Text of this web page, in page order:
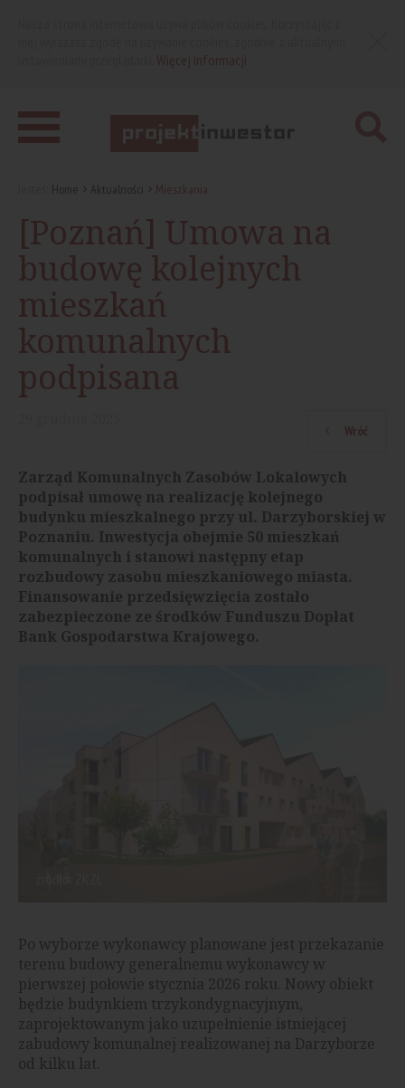
Home Aktualności Mieszkania
[Poznań] Umowa na
budowę kolejnych
mieszkań
komunalnych
podpisana
Wróć
Zarząd Komunalnych Zasobów Lokalowych
podpisał umowę na realizację kolejnego
budynku mieszkalnego przy ul. Darzyborskiej w
Poznaniu. Inwestycja obejmie 50 mieszkań
komunalnych i stanowi następny etap
rozbudowy zasobu mieszkaniowego miasta.
Finansowanie przedsięwzięcia zostało
zabezpieczone ze środków Funduszu Dopłat
Bank Gospodarstwa Krajowego.
Po wyborze wykonawcy planowane jest przekazanie
terenu budowy generalnemu wykonawcy w
pierwszej połowie stycznia 2026 roku. Nowy obiekt
będzie budynkiem trzykondygnacyjnym,
zaprojektowanym jako uzupełnienie istniejącej
zabudowy komunalnej realizowanej na Darzyborze
od kilku lat.